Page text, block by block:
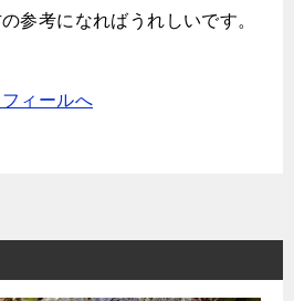
参考になればうれしいです。
ィールへ